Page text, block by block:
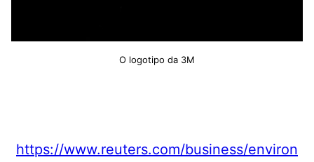
O logotipo da 3M
https://www.reuters.com/business/environ